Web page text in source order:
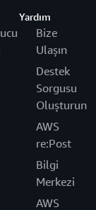
Yardım
Bize
Ulaşın
Destek
Sorgusu
Oluşturun
AWS
re:Post
Bilgi
Merkezi
AWS